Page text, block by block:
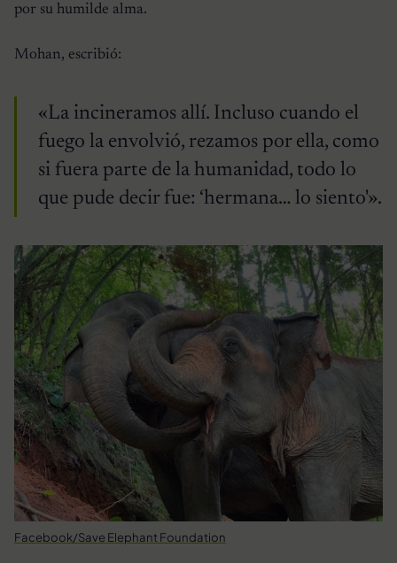
por su humilde alma.
Mohan, escribió:
«La incineramos allí. Incluso cuando el
fuego la envolvió, rezamos por ella, como
si fuera parte de la humanidad, todo lo
que pude decir fue: ‘hermana… lo siento'».
Facebook/Save Elephant Foundation